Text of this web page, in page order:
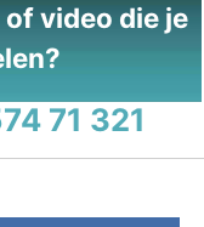
video die je
71 321